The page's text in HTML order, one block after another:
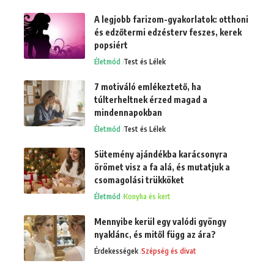
A legjobb farizom-gyakorlatok: otthoni
és edzőtermi edzésterv feszes, kerek
popsiért
Életmód Test és Lélek
7 motiváló emlékeztető, ha
túlterheltnek érzed magad a
mindennapokban
Életmód Test és Lélek
Sütemény ajándékba karácsonyra
örömet visz a fa alá, és mutatjuk a
csomagolási trükköket
Életmód Konyha és kert
Mennyibe kerül egy valódi gyöngy
nyaklánc, és mitől függ az ára?
Érdekességek Szépség és divat